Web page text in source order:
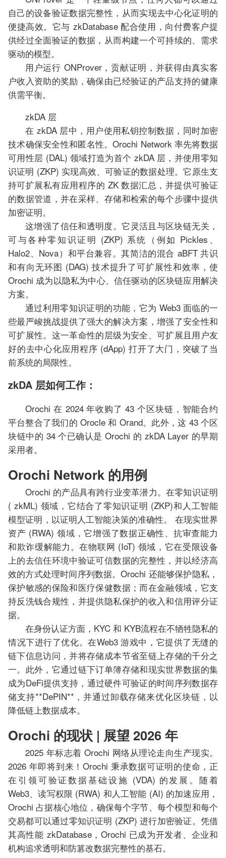
自己的设备验证数据完整性，从而实现去中心化证明的
便捷高效。它与 zkDatabase 配合使用，向付费客户提
供经过全面验证的数据，从而构建一个可持续的、需求
驱动的模型。
用户运行 ONProver，贡献证明，并获得由真实客
户收入资助的奖励，确保由已经验证的产品支持的健康
供需平衡。
zkDA 层
在 zkDA 层中，用户使用私钥控制数据，同时加密
技术确保安全性和匿名性。Orochi Network 率先将数据
可用性层 (DAL) 领域打造为首个 zkDA 层，并使用零知
识证明 (ZKP) 实现高效、可验证的数据处理。它原生支
持可扩展私有应用程序的 ZK 数据汇总，并提供可验证
的数据管道，并在采样、存储和检索的每个步骤中提供
加密证明。
这增强了信任和透明度。它灵活且与区块链无关，
可与各种零知识证明 (ZKP) 系统（例如 Pickles、
Halo2、Nova）和平台兼容。其简洁的混合 aBFT 共识
和有向无环图 (DAG) 技术提升了可扩展性和效率，使
Orochi 成为以隐私为中心、信任驱动的区块链应用解决
方案。
通过利用零知识证明的功能，它为 Web3 面临的一
些最严峻挑战提供了强大的解决方案，增强了安全性和
可扩展性。这一革命性的层级为安全、可扩展且用户友
好的去中心化应用程序 (dApp) 打开了大门，突破了当
前系统的局限性。
zkDA 层如何工作：
Orochi 在 2024 年收购了 43 个区块链，智能合约
平台整合了我们的 Orocle 和 Orand。此外，这 43 个区
块链中的 34 个已确认是 Orochi 的 zkDA Layer 的早期
采用者。
Orochi Network 的用例
Orochi 的产品具有跨行业变革潜力。在零知识证明
( zkML) 领域，它结合了零知识证明 (ZKP)和人工智能
模型证明，以证明人工智能决策的准确性。 在现实世界
资产 (RWA) 领域，它增强了数据正确性、抗审查能力
和欺诈缓解能力。在物联网 (IoT) 领域，它在受限设备
上的去信任环境中验证可信数据的完整性，并以经济高
效的方式处理时间序列数据。Orochi 还能够保护隐私，
保护敏感的保险和医疗保健数据；而在金融领域，它支
持反洗钱合规性，并提供隐私保护的收入和信用评分证
据。
在身份认证方面，KYC 和 KYB流程在不牺牲隐私的
情况下进行了优化。在Web3 游戏中，它提供了无缝的
链下信息访问，并将存储成本节省至链上存储的千分之
一。此外，它通过链下订单簿存储和现实世界数据的集
成为DeFi提供支持，通过硬件可验证的时间序列数据存
储支持**DePIN**，并通过卸载存储来优化区块链，以
降低链上数据成本。
Orochi 的现状 | 展望 2026 年
2025 年标志着 Orochi 网络从理论走向生产现实。
2026 年即将到来！Orochi 秉承数据可证明的使命，正
在引领可验证数据基础设施 (VDA) 的发展。随着
Web3、读写权限 (RWA) 和人工智能 (AI) 的加速应用，
Orochi 占据核心地位，确保每个字节、每个模型和每个
交易都可以通过零知识证明 (ZKP) 进行加密验证。凭借
其高性能 zkDatabase，Orochi 已成为开发者、企业和
机构追求透明和防篡改数据完整性的基石。